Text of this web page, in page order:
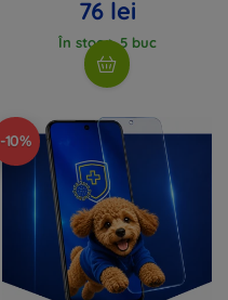
76 lei
În stoc > 5 buc
-10%